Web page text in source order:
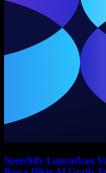
Speechify Luncurkan